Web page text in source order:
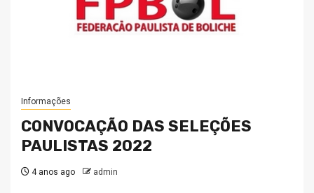
Informações
CONVOCAÇÃO DAS SELEÇÕES
PAULISTAS 2022
4 anos ago admin